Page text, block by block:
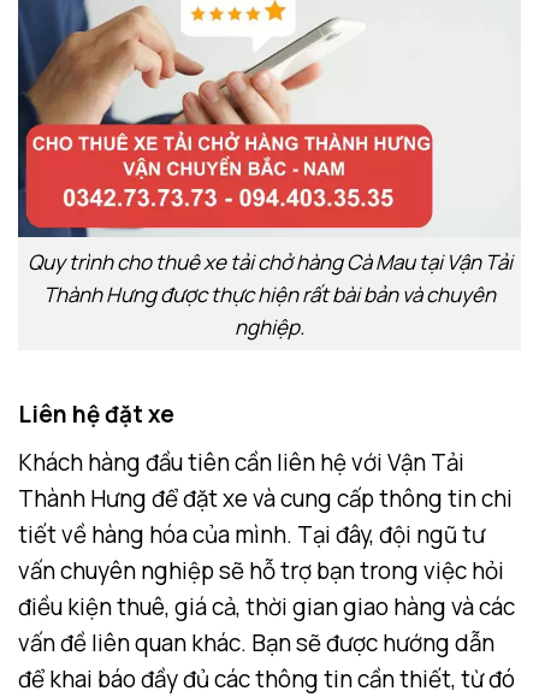
Quy trình cho thuê xe tải chở hàng Cà Mau tại Vận Tải
Thành Hưng được thực hiện rất bài bản và chuyên
nghiệp.
Liên hệ đặt xe
Khách hàng đầu tiên cần liên hệ với Vận Tải
Thành Hưng để đặt xe và cung cấp thông tin chi
tiết về hàng hóa của mình. Tại đây, đội ngũ tư
vấn chuyên nghiệp sẽ hỗ trợ bạn trong việc hỏi
điều kiện thuê, giá cả, thời gian giao hàng và các
vấn đề liên quan khác. Bạn sẽ được hướng dẫn
để khai báo đầy đủ các thông tin cần thiết, từ đó